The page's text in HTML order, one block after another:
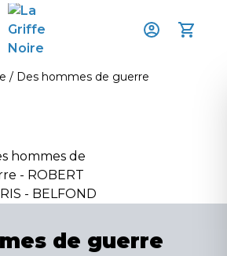
Des hommes de guerre
de guerre